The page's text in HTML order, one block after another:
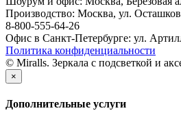
Производство: Москва, ул.
8-800-555-64-26
Офис в Санкт-Петербурге: ул.
Политика конфиденциальности
© Miralls. Зеркала с подсветкой и
×
Дополнительные услуги